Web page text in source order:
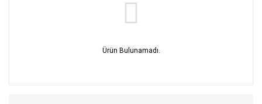
Ürün Bulunamadı.